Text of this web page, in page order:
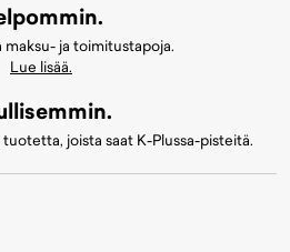
maksu- ja toimitustapoja.
Lue lisää.
joista saat K-Plussa-pisteitä.